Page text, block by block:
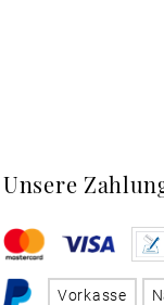
Unsere
Vorkasse